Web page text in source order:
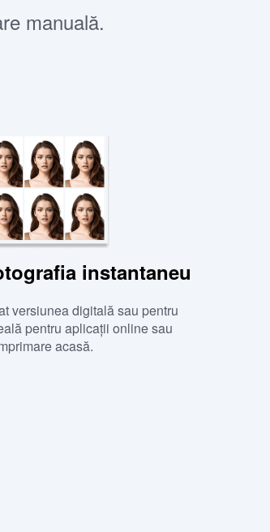
manuală.
instantaneu
versiunea digitală sau pentru
pentru aplicații online sau
acasă.